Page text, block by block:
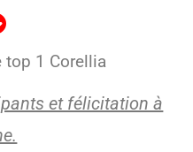
top 1 Corellia
et félicitation à